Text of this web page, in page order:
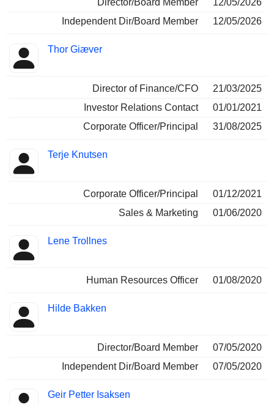
Director/Board Member
12/05/2026
Independent Dir/Board Member
12/05/2026
Thor Giæver
Director of Finance/CFO
21/03/2025
Investor Relations Contact
01/01/2021
Corporate Officer/Principal
31/08/2025
Terje Knutsen
Corporate Officer/Principal
01/12/2021
Sales & Marketing
01/06/2020
Lene Trollnes
Human Resources Officer 01/08/2020
Hilde Bakken
Director/Board Member
07/05/2020
Independent Dir/Board Member
07/05/2020
Geir Petter Isaksen